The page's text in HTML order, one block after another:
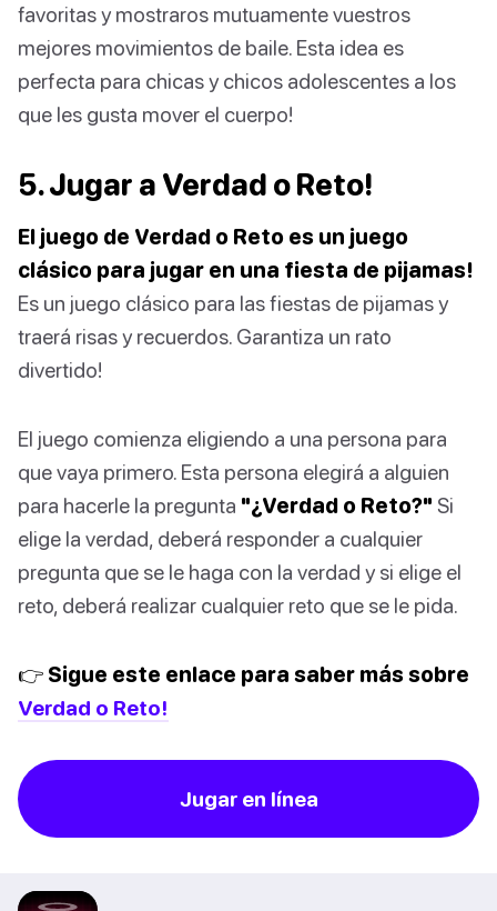
favoritas y mostraros mutuamente vuestros
mejores movimientos de baile. Esta idea es
perfecta para chicas y chicos adolescentes a los
que les gusta mover el cuerpo!
5. Jugar a Verdad o Reto!
El juego de Verdad o Reto es un juego
clásico para jugar en una fiesta de pijamas!
Es un juego clásico para las fiestas de pijamas y
traerá risas y recuerdos. Garantiza un rato
divertido!
El juego comienza eligiendo a una persona para
que vaya primero. Esta persona elegirá a alguien
para hacerle la pregunta "¿Verdad o Reto?" Si
elige la verdad, deberá responder a cualquier
pregunta que se le haga con la verdad y si elige el
reto, deberá realizar cualquier reto que se le pida.
👉 Sigue este enlace para saber más sobre
Verdad o Reto!
Jugar en línea